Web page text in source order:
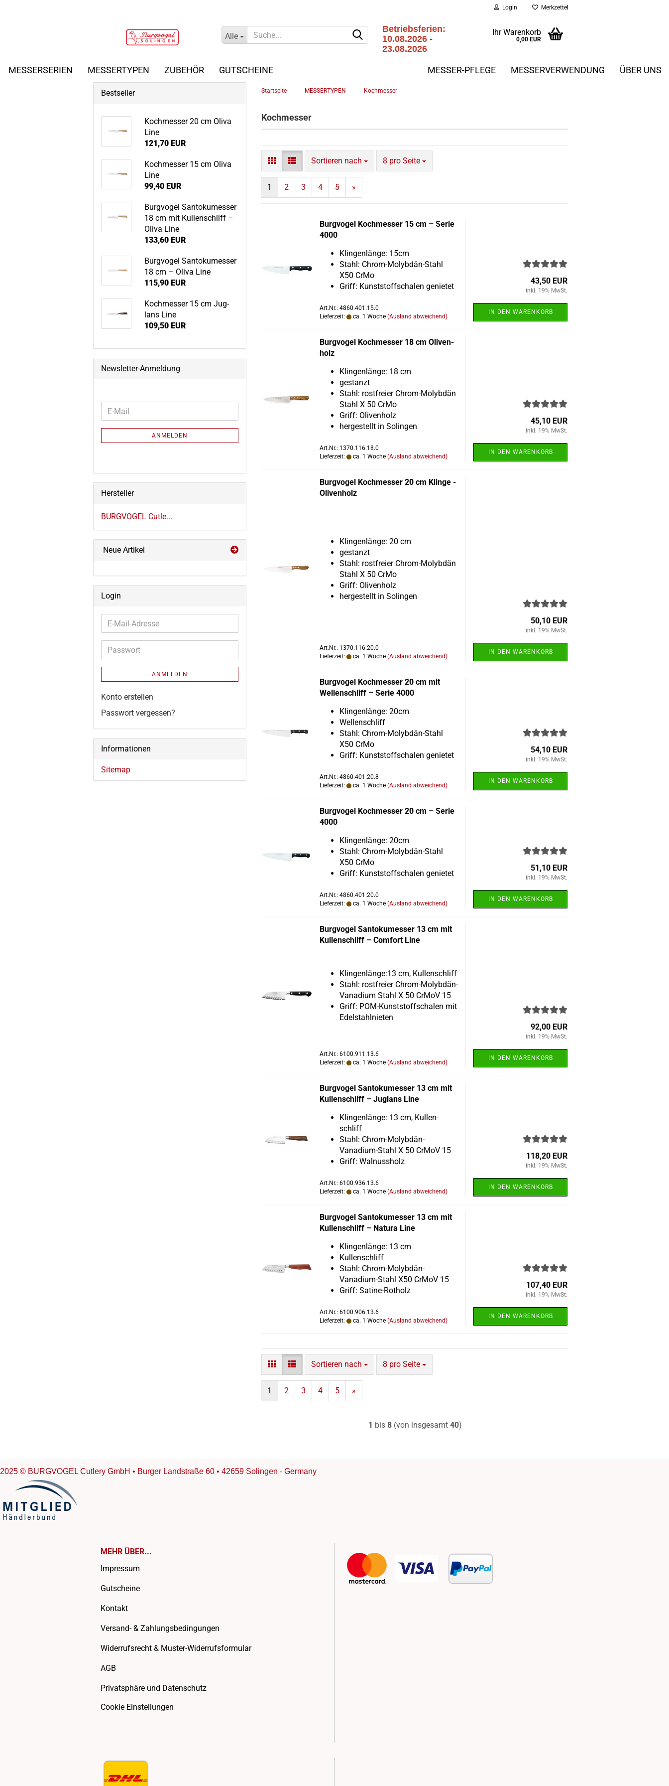
Login Merkzettel
Alle
Suche...Betriebsferien:
10.08.2026 -
23.08.2026
Versandtag:
Ihr Warenkorb
0,00 EUR
MESSERSERIEN MESSERTYPEN ZUBEHÖR GUTSCHEINE MESSER-PFLEGE MESSERVERWENDUNG ÜBER UNS
Startseite MESSERTYPEN Kochmesser
Kochmesser
Sortieren nach
Sortieren nach 8 pro Seite
pro Seite
1 2 3 4 5 »
Burg­vo­gel Koch­mes­ser 15 cm – Serie
4000
Klin­gen­län­ge: 15cm
Stahl: Chrom-​Molybdän-Stahl
X50 CrMo
Griff: Kunst­stoff­scha­len ge­nie­tet
Art.Nr.: 4860.401.15.0
Lieferzeit:
ca. 1 Woche (Ausland abweichend)
43,50 EUR
inkl. 19% MwSt.
IN DEN WARENKORB
Burg­vo­gel Koch­mes­ser 18 cm Oli­ven­
holz
Klin­gen­län­ge: 18 cm
ge­stanzt
Stahl: rost­frei­er Chrom-​Molybdän
Stahl X 50 CrMo
Griff: Oli­ven­holz
her­ge­stellt in So­lin­gen
Art.Nr.: 1370.116.18.0
Lieferzeit:
ca. 1 Woche (Ausland abweichend)
45,10 EUR
inkl. 19% MwSt.
IN DEN WARENKORB
Burg­vo­gel Koch­mes­ser 20 cm Klin­ge -
Oli­ven­holz
Klin­gen­län­ge: 20 cm
ge­stanzt
Stahl: rost­frei­er Chrom-​Molybdän
Stahl X 50 CrMo
Griff: Oli­ven­holz
her­ge­stellt in So­lin­gen
Art.Nr.: 1370.116.20.0
Lieferzeit:
ca. 1 Woche (Ausland abweichend)
50,10 EUR
inkl. 19% MwSt.
IN DEN WARENKORB
Burg­vo­gel Koch­mes­ser 20 cm mit
Wel­len­schliff – Serie 4000
Klin­gen­län­ge: 20cm
Wel­len­schliff
Stahl: Chrom-​Molybdän-Stahl
X50 CrMo
Griff: Kunst­stoff­scha­len ge­nie­tet
Art.Nr.: 4860.401.20.8
Lieferzeit:
ca. 1 Woche (Ausland abweichend)
54,10 EUR
inkl. 19% MwSt.
IN DEN WARENKORB
Burg­vo­gel Koch­mes­ser 20 cm – Serie
4000
Klin­gen­län­ge: 20cm
Stahl: Chrom-​Molybdän-Stahl
X50 CrMo
Griff: Kunst­stoff­scha­len ge­nie­tet
Art.Nr.: 4860.401.20.0
Lieferzeit:
ca. 1 Woche (Ausland abweichend)
51,10 EUR
inkl. 19% MwSt.
IN DEN WARENKORB
Burg­vo­gel San­to­ku­mes­ser 13 cm mit
Kul­len­schliff – Com­fort Line
Klin­gen­län­ge:13 cm, Kul­len­schliff
Stahl: rost­frei­er Chrom-​Molybdän-
Vanadium Stahl X 50 CrMoV 15
Griff: POM-​Kunststoffschalen mit
Edel­stahl­nie­ten
Art.Nr.: 6100.911.13.6
Lieferzeit:
ca. 1 Woche (Ausland abweichend)
92,00 EUR
inkl. 19% MwSt.
IN DEN WARENKORB
Burg­vo­gel San­to­ku­mes­ser 13 cm mit
Kul­len­schliff – Jug­lans Line
Klin­gen­län­ge: 13 cm, Kul­len­
schliff
Stahl: Chrom-​Molybdän-
Vanadium-Stahl X 50 CrMoV 15
Griff: Wal­nuss­holz
Art.Nr.: 6100.936.13.6
Lieferzeit:
ca. 1 Woche (Ausland abweichend)
118,20 EUR
inkl. 19% MwSt.
IN DEN WARENKORB
Burg­vo­gel San­to­ku­mes­ser 13 cm mit
Kul­len­schliff – Na­tu­ra Line
Klin­gen­län­ge: 13 cm
Kul­len­schliff
Stahl: Chrom-​Molybdän-
Vanadium-Stahl X50 CrMoV 15
Griff: Satine-​Rotholz
Art.Nr.: 6100.906.13.6
Lieferzeit:
ca. 1 Woche (Ausland abweichend)
107,40 EUR
inkl. 19% MwSt.
IN DEN WARENKORB
Sortieren nach
Sortieren nach 8 pro Seite
pro Seite
1 2 3 4 5 »
1 bis 8(von insgesamt 40)
Bestseller
Koch­mes­ser 20 cm Oliva
Line
121,70 EUR
Koch­mes­ser 15 cm Oliva
Line
99,40 EUR
Burg­vo­gel San­to­ku­mes­ser
18 cm mit Kul­len­schliff –
Oliva Line
133,60 EUR
Burg­vo­gel San­to­ku­mes­ser
18 cm – Oliva Line
115,90 EUR
Koch­mes­ser 15 cm Jug­
lans Line
109,50 EUR
Newsletter-Anmeldung
WEITER
ZUR
NEWSLETTER-
E-
Mail
ANMELDEN
Hersteller
BURGVOGEL Cutle...
Neue Artikel
Login
E-
Mail-
Adresse
Passwort
ANMELDEN
Konto erstellen
Passwort vergessen?
Informationen
Sitemap
2025 © BURGVOGEL Cutlery GmbH • Burger Landstraße 60 • 42659 Solingen - Germany
MEHR ÜBER...
Impressum
Gutscheine
Kontakt
Versand- & Zahlungsbedingungen
Widerrufsrecht & Muster-Widerrufsformular
AGB
Privatsphäre und Datenschutz
Cookie Einstellungen